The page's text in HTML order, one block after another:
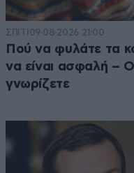
ΣΠΙΤΙ 09·08·2026 21:00
Πού να φυλάτε τα
να είναι ασφαλή –
γνωρίζετε